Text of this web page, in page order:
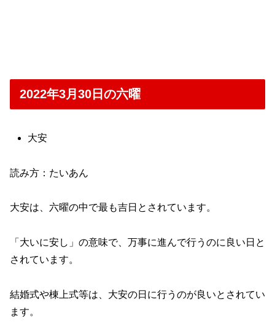
2022年3月30日の六曜
大安
読み方：たいあん
大安は、六曜の中で最も吉日とされています。
「大いに安し」の意味で、万事に進んで行うのに良い日と
されています。
結婚式や棟上式等は、大安の日に行うのが良いとされてい
ます。